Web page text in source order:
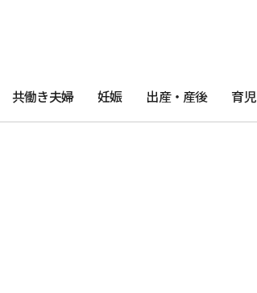
共働き夫婦 妊娠 出産・産後 育児